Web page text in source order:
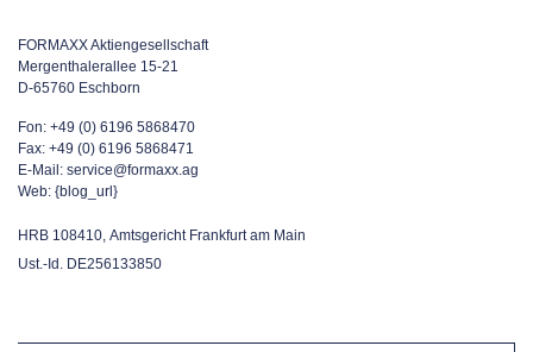
FORMAXX Aktiengesellschaft
Mergenthalerallee 15-21
D-65760 Eschborn
Fon: +49 (0) 6196 5868470
Fax: +49 (0) 6196 5868471
E-Mail: service@formaxx.ag
Web: {blog_url}
HRB 108410, Amtsgericht Frankfurt am Main
Ust.-Id. DE256133850